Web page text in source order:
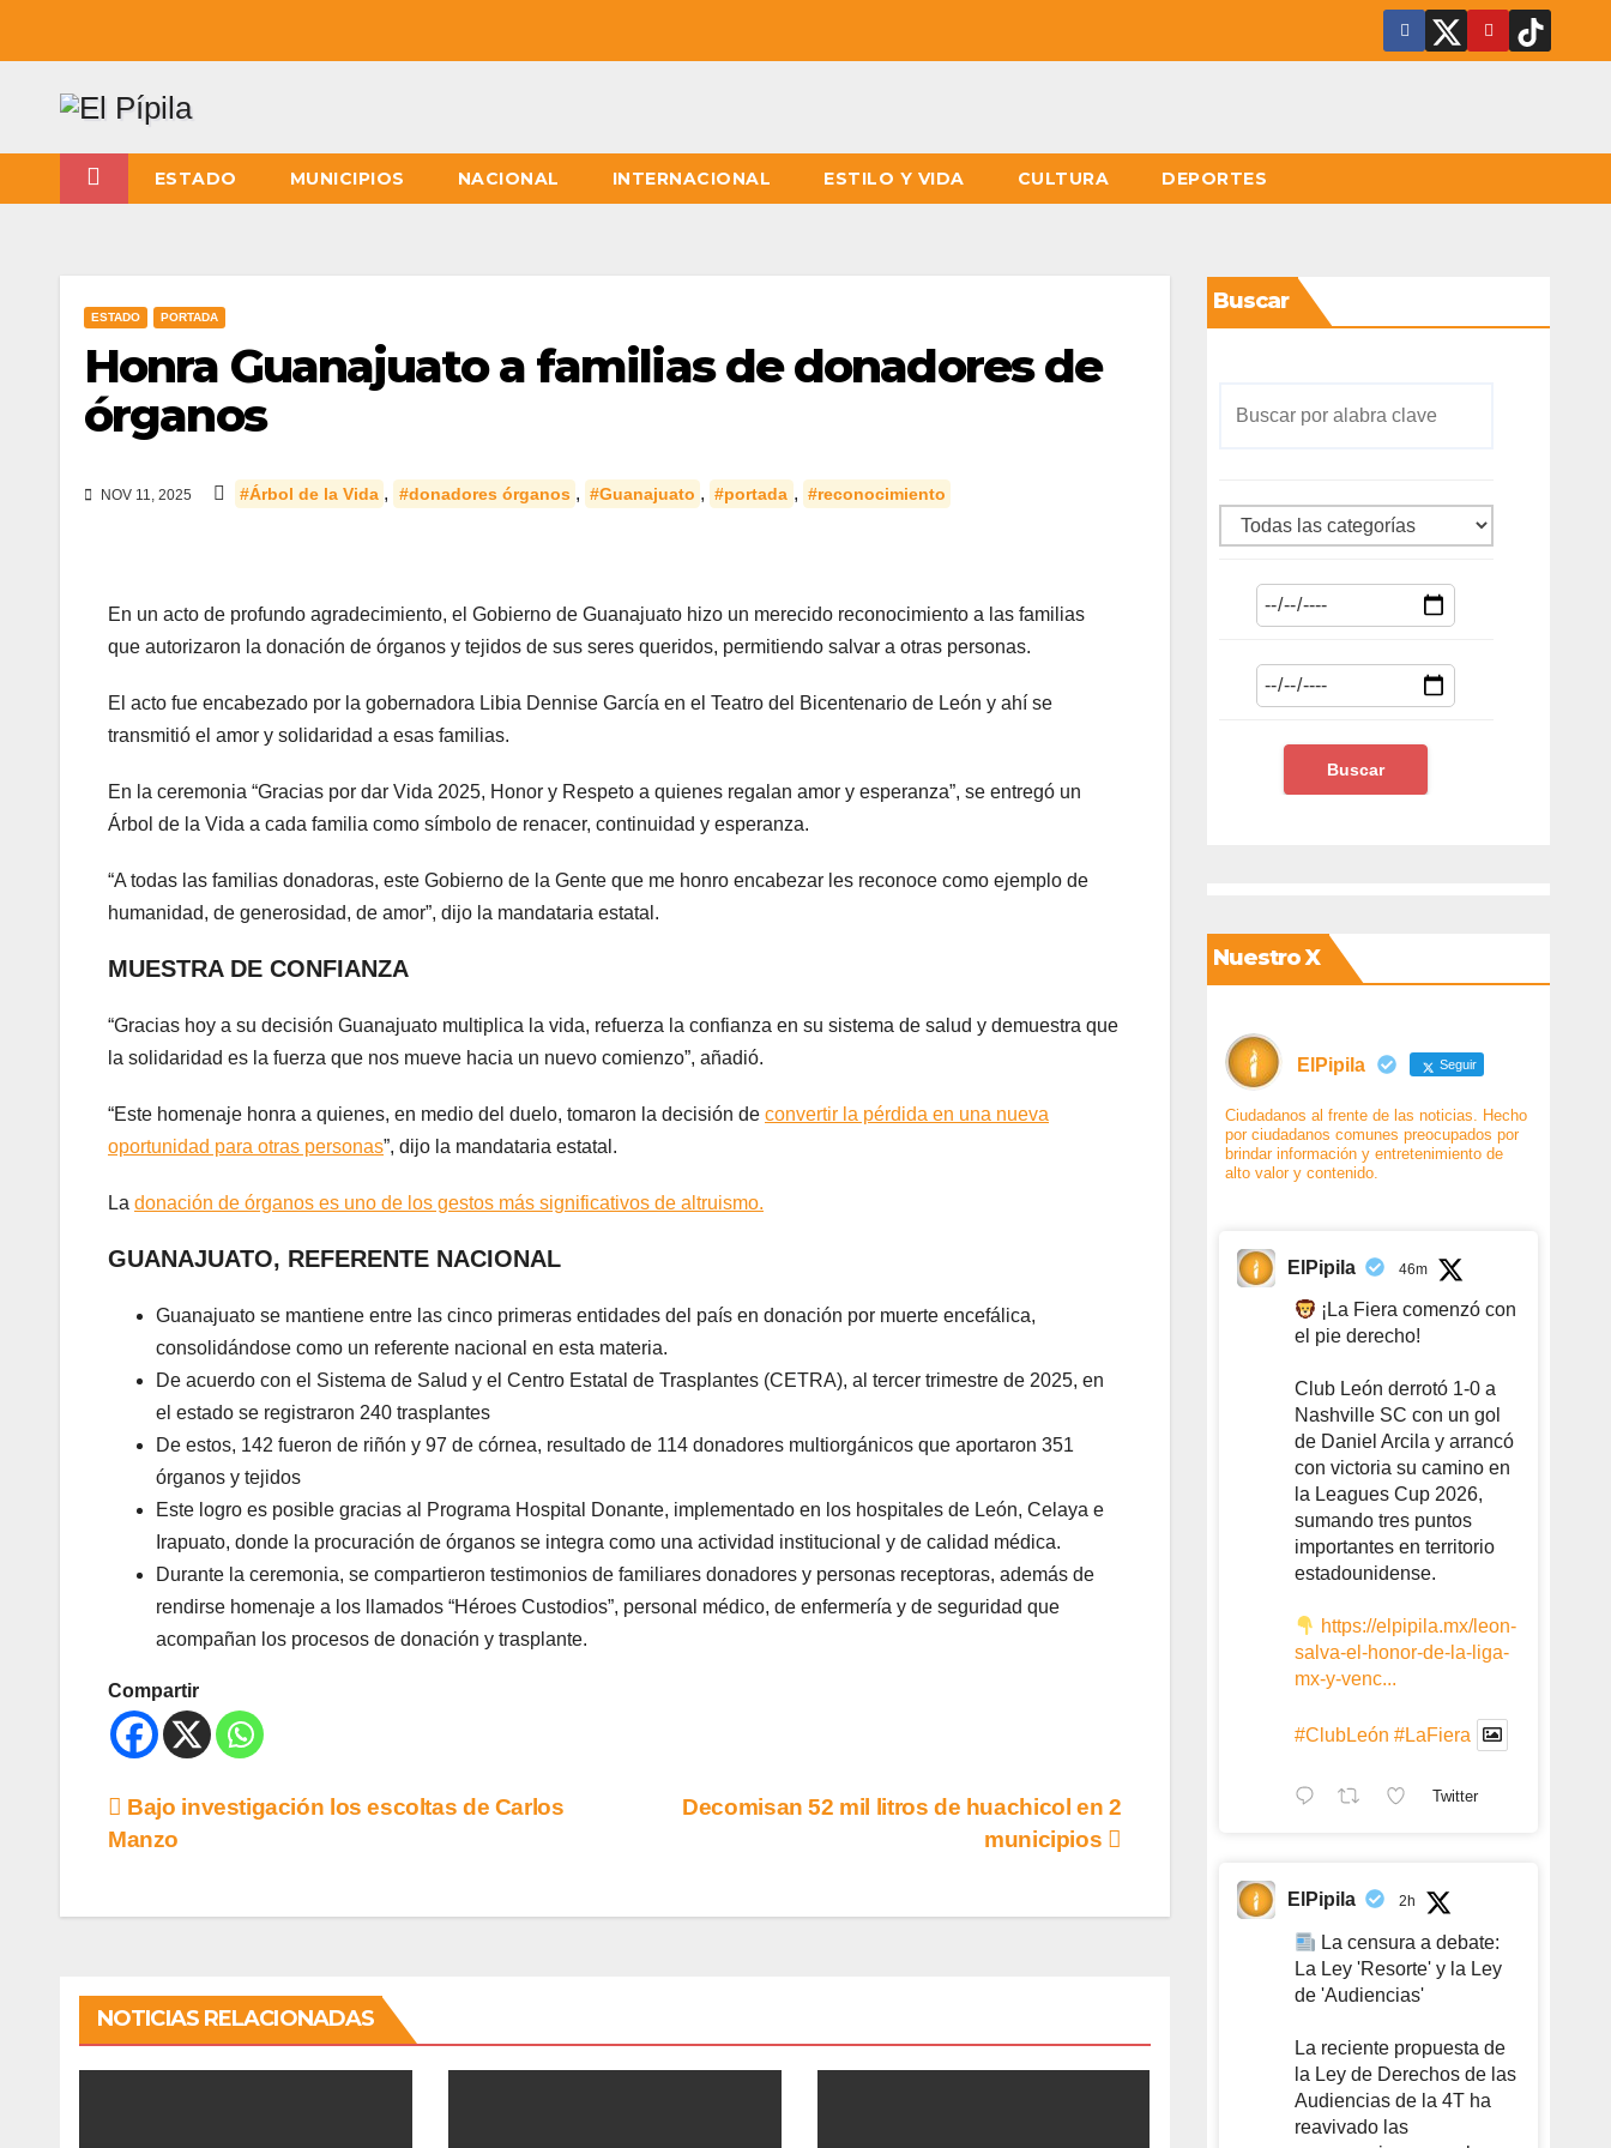
ESTADO MUNICIPIOS NACIONAL INTERNACIONAL ESTILO Y VIDA CULTURA DEPORTES
ESTADO PORTADA
Honra Guanajuato a familias de donadores de
órganos
NOV 11, 2025 #Árbol de la Vida , #donadores órganos , #Guanajuato , #portada , #reconocimiento
En un acto de profundo agradecimiento, el Gobierno de Guanajuato hizo un merecido reconocimiento a las familias
que autorizaron la donación de órganos y tejidos de sus seres queridos, permitiendo salvar a otras personas.
El acto fue encabezado por la gobernadora Libia Dennise García en el Teatro del Bicentenario de León y ahí se
transmitió el amor y solidaridad a esas familias.
En la ceremonia “Gracias por dar Vida 2025, Honor y Respeto a quienes regalan amor y esperanza”, se entregó un
Árbol de la Vida a cada familia como símbolo de renacer, continuidad y esperanza.
“A todas las familias donadoras, este Gobierno de la Gente que me honro encabezar les reconoce como ejemplo de
humanidad, de generosidad, de amor”, dijo la mandataria estatal.
MUESTRA DE CONFIANZA
“Gracias hoy a su decisión Guanajuato multiplica la vida, refuerza la confianza en su sistema de salud y demuestra que
la solidaridad es la fuerza que nos mueve hacia un nuevo comienzo”, añadió.
“Este homenaje honra a quienes, en medio del duelo, tomaron la decisión de convertir la pérdida en una nueva
oportunidad para otras personas”, dijo la mandataria estatal.
La donación de órganos es uno de los gestos más significativos de altruismo.
GUANAJUATO, REFERENTE NACIONAL
Guanajuato se mantiene entre las cinco primeras entidades del país en donación por muerte encefálica,
consolidándose como un referente nacional en esta materia.
De acuerdo con el Sistema de Salud y el Centro Estatal de Trasplantes (CETRA), al tercer trimestre de 2025, en
el estado se registraron 240 trasplantes
De estos, 142 fueron de riñón y 97 de córnea, resultado de 114 donadores multiorgánicos que aportaron 351
órganos y tejidos
Este logro es posible gracias al Programa Hospital Donante, implementado en los hospitales de León, Celaya e
Irapuato, donde la procuración de órganos se integra como una actividad institucional y de calidad médica.
Durante la ceremonia, se compartieron testimonios de familiares donadores y personas receptoras, además de
rendirse homenaje a los llamados “Héroes Custodios”, personal médico, de enfermería y de seguridad que
acompañan los procesos de donación y trasplante.
Compartir
Decomisan 52 mil litros de huachicol en 2
municipios
Bajo investigación los escoltas de Carlos
Manzo
NOTICIAS RELACIONADAS
Buscar
Nuestro X
ElPipila Seguir
Ciudadanos al frente de las noticias. Hecho
por ciudadanos comunes preocupados por
brindar información y entretenimiento de
alto valor y contenido.
ElPipila 46m
¡La Fiera comenzó con
el pie derecho!
Club León derrotó 1-0 a
Nashville SC con un gol
de Daniel Arcila y arrancó
con victoria su camino en
la Leagues Cup 2026,
sumando tres puntos
importantes en territorio
estadounidense.
https://elpipila.mx/leon-
salva-el-honor-de-la-liga-
mx-y-venc...
#ClubLeón #LaFiera
Twitter
ElPipila 2h
La censura a debate:
La Ley 'Resorte' y la Ley
de 'Audiencias'
La reciente propuesta de
la Ley de Derechos de las
Audiencias de la 4T ha
reavivado las